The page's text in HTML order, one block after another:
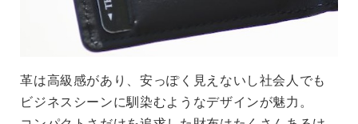
革は高級感があり、安っぽく見えないし社会人でも
ビジネスシーンに馴染むようなデザインが魅力。